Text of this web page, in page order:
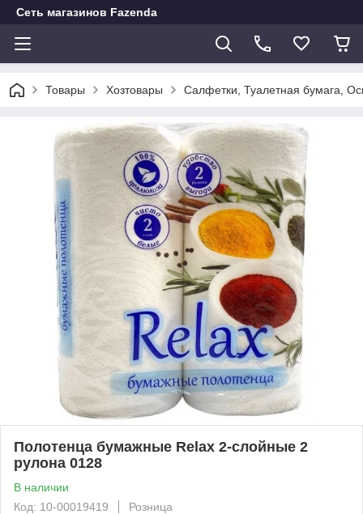
Сеть магазинов Fazenda
Товары Хозтовары Салфетки, Туалетная бумага,
Полотенца бумажные Relax 2-слойные 2
рулона 0128
В наличии
Код: 10-00019419
Розница